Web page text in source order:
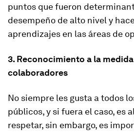
puntos que fueron
desempeño de alto nivel y
aprendizajes en las áreas de
3. Reconocimiento a la
colaboradores
No siempre les gusta a todos
públicos, y si fuera el caso, es
respetar, sin embargo, es